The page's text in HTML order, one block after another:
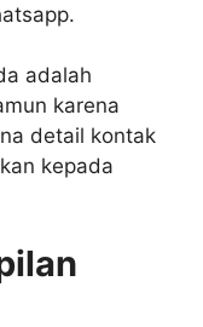
adalah
karena
detail kontak
kepada